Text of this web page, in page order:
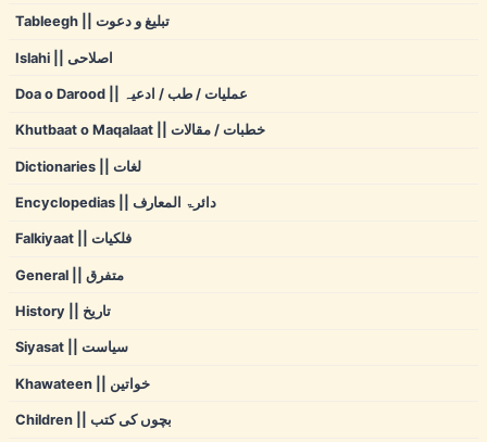
Tableegh || تبلیغ و دعوت
Islahi || اصلاحی
Doa o Darood || عملیات / طب / ادعیہ
Khutbaat o Maqalaat || خطبات / مقالات
Dictionaries || لغات
Encyclopedias || دائرۃ المعارف
Falkiyaat || فلکیات
General || متفرق
History || تاریخ
Siyasat || سیاست
Khawateen || خواتین
Children || بچوں کی کتب